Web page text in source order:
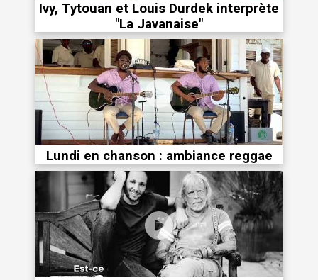
Ivy, Tytouan et Louis Durdek interprète
"La Javanaise"
Lundi en chanson : ambiance reggae